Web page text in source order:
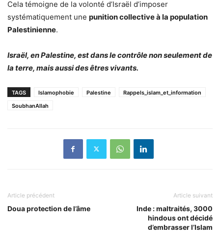
Cela témoigne de la volonté d’Israël d’imposer
systématiquement une punition collective à la population
Palestinienne.
Israël, en Palestine, est dans le contrôle non seulement de
la terre, mais aussi des êtres vivants.
TAGS Islamophobie Palestine
Rappels_islam_et_information
SoubhanAllah
Article précédent
Doua protection de l’âme
Article suivant
Inde : maltraités, 3000
hindous ont décidé
d’embrasser l’Islam